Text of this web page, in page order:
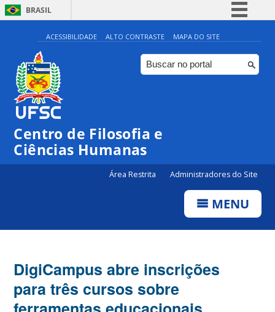
BRASIL
Simplifique!
Comunica BR
Participe
ACESSIBILIDADE ALTO CONTRASTE MAPA DO SITE
Centro de Filosofia e
Ciências Humanas
Área Restrita Administradores do Site
MENU
DigiCampus abre inscrições
para três cursos sobre